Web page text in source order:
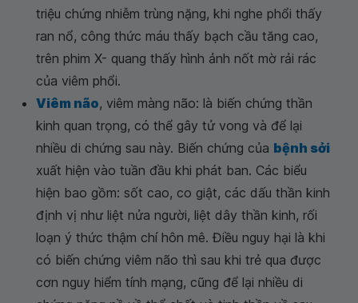
triệu chứng nhiễm trùng nặng, khi nghe phổi thấy
ran nổ, công thức máu thấy bạch cầu tăng cao,
trên phim X- quang thấy hình ảnh nốt mờ rải rác
của viêm phổi.
Viêm não, viêm màng não: là biến chứng thần
kinh quan trọng, có thể gây tử vong và để lại
nhiều di chứng sau này. Biến chứng của bệnh sởi
xuất hiện vào tuần đầu khi phát ban. Các biểu
hiện bao gồm: sốt cao, co giật, các dấu thần kinh
định vị như liệt nửa người, liệt dây thần kinh, rối
loạn ý thức thậm chí hôn mê. Điều nguy hại là khi
có biến chứng viêm não thì sau khi trẻ qua được
cơn nguy hiểm tính mạng, cũng để lại nhiều di